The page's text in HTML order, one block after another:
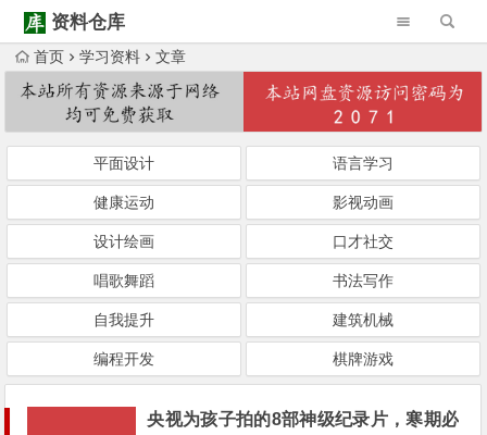
资料仓库
首页 学习资料
文章
Warning: Trying to access array offset on null in/www/wwwroot/ziliaocangku.cn/wp-content/themes/Begin/inc/type-navigation.php
平面设计
语言学习
健康运动 影视动画
设计绘画 口才社交
唱歌舞蹈 书法写作
自我提升 建筑机械
编程开发 棋牌游戏
央视为孩子拍的8部神级纪录片，寒期必